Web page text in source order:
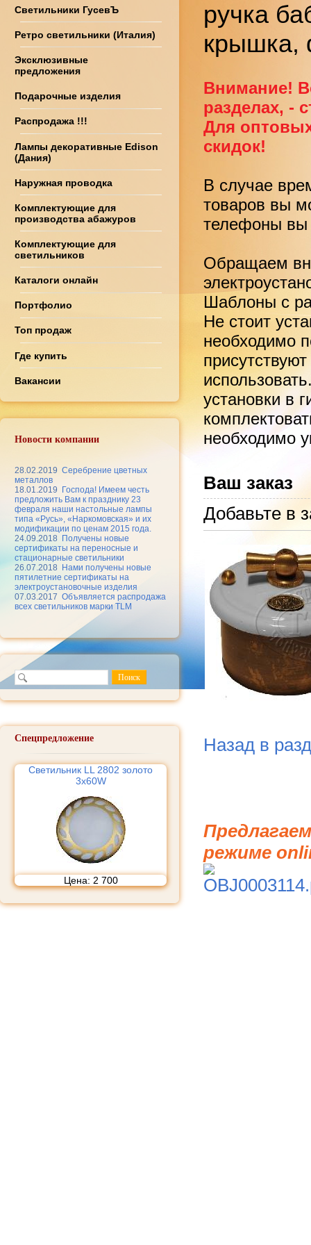
Светильники ГусевЪ
Ретро светильники (Италия)
Эксклюзивные
предложения
Подарочные изделия
Распродажа !!!
Лампы декоративные Edison
(Дания)
Наружная проводка
Комплектующие для
производства абажуров
Комплектующие для
светильников
Каталоги онлайн
Портфолио
Топ продаж
Где купить
Вакансии
Новости компании
28.02.2019 Серебрение цветных
металлов
18.01.2019
Господа! Имеем честь
предложить Вам к празднику 23
февраля наши настольные лампы
типа «Русь», «Наркомовская» и их
модификации по ценам 2015 года.
24.09.2018
Получены новые
сертификаты на переносные и
стационарные светильники
26.07.2018
Нами получены новые
пятилетние сертификаты на
электроустановочные изделия
07.03.2017 Объявляется распродажа
всех светильников марки TLM
Спецпредложение
Светильник LL 2802 золото
3х60W
Цена: 2 700
ручка
крышка,
Внимание!
разделах, -
Для
скидок!
В случае
товаров вы
телефоны вы
Обращаем
Шаблоны с
Не стоит
необходимо
установки в
необходимо
Ваш заказ
Добавьте в
Назад в
режиме